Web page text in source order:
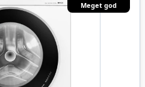
Meget god